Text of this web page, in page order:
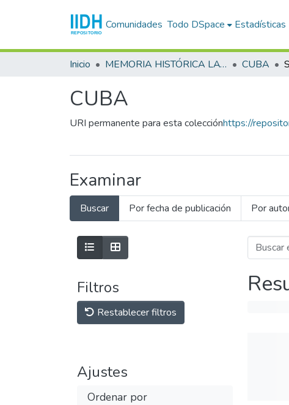
Comunidades Todo DSpace Estadísticas
Inicio MEMORIA HISTÓRICA LATINOAMERICANA CUBA
CUBA
URI permanente para esta colecciónhttps://
Examinar
Buscar Por fecha de publicación Por
Filtros
Restablecer filtros
Ajustes
Ordenar por